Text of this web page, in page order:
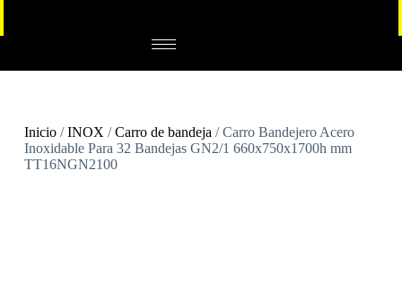
Inicio/INOX /Carro de bandeja / Carro Bandejero Acero
Inoxidable Para 32 Bandejas GN2/1 660x750x1700h mm
TT16NGN2100